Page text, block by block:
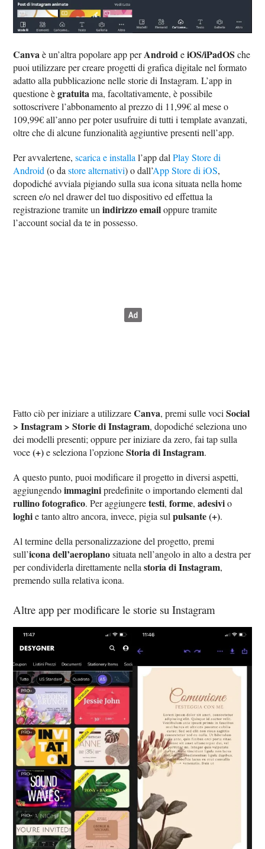
Canvaè un’altra popolare app perAndroideiOS/iPadOS che
puoi utilizzare per creare progetti di grafica digitale nel formato
adatto alla pubblicazione nelle storie di Instagram. L’app in
questione ègratuitama, facoltativamente, è possibile
sottoscrivere l’abbonamento al prezzo di 11,99€ al mese o
109,99€ all’anno per poter usufruire di tutti i template avanzati,
oltre che di alcune funzionalità aggiuntive presenti nell’app.
Per avvalertene,scarica e installa l’app dalPlay Store di
Android (o dastore alternativi) o dall’App Store di iOS,
dopodiché avviala pigiando sulla sua icona situata nella home
screen e/o nel drawer del tuo dispositivo ed effettua la
registrazione tramite unindirizzo emailoppure tramite
l’account social da te in possesso.
Fatto ciò per iniziare a utilizzareCanva, premi sulle vociSocial
> Instagram > Storie di Instagram, dopodiché seleziona uno
dei modelli presenti; oppure per iniziare da zero, fai tap sulla
voce(+)e seleziona l’opzioneStoria di Instagram.
A questo punto, puoi modificare il progetto in diversi aspetti,
aggiungendoimmaginipredefinite o importando elementi dal
rullino fotografico. Per aggiungeretesti,forme,adesivio
loghie tanto altro ancora, invece, pigia sulpulsante (+).
Al termine della personalizzazione del progetto, premi
sull’icona dell’aeroplanosituata nell’angolo in alto a destra per
per condividerla direttamente nellastoria di Instagram,
premendo sulla relativa icona.
Altre app per modificare le storie su Instagram